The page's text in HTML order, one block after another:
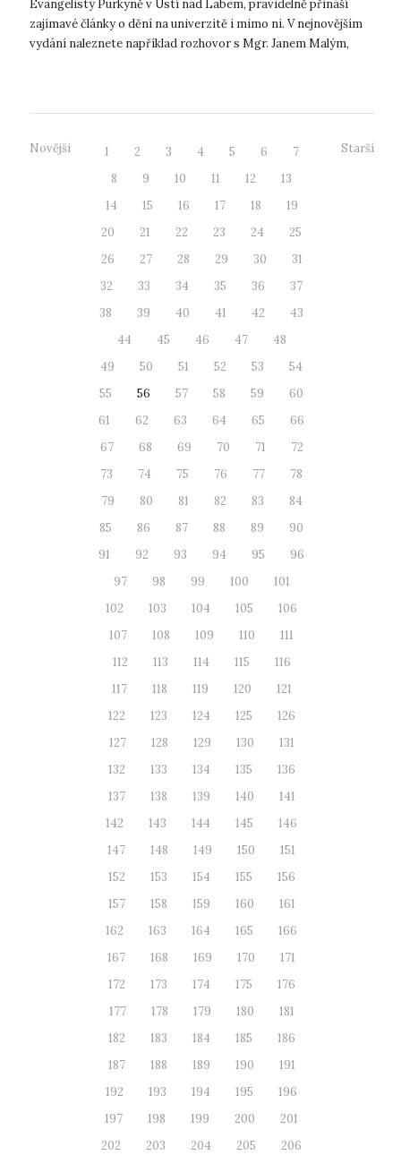
Evangelisty Purkyně v Ústí nad Labem, pravidelně přináší
zajímavé články o dění na univerzitě i mimo ni. V nejnovějším
vydání naleznete například rozhovor s Mgr. Janem Malým,
Novější 1 2 3 4 5 6
7
8
9 10 11 12
13
14
15 16 17 18
19
20
21 22 23 24
25
26
27 28 29 30
31
32
33 34 35 36
37
38
39 40 41 42
43
44
45 46 47
48
49
50 51 52 53
54
55
56 57 58 59
60
61
62 63 64 65
66
67
68 69 70 71
72
73
74 75 76 77
78
79
80 81 82 83
84
85
86 87 88 89
90
91
92 93 94 95
96
97
98 99 100
101
102
103 104 105
106
107
108 109 110
111
112
113 114 115
116
117
118 119 120
121
122
123 124 125
126
127
128 129 130
131
132
133 134 135
136
137
138 139 140
141
142
143 144 145
146
147
148 149 150
151
152
153 154 155
156
157
158 159 160
161
162
163 164 165
166
167
168 169 170
171
172
173 174 175
176
177
178 179 180
181
182
183 184 185
186
187
188 189 190
191
192
193 194 195
196
197
198 199 200
201
202
203 204 205
206
Starší